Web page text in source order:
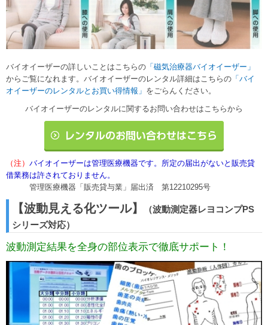
バイオイーザーの詳しいことはこちらの 「磁気治療器バイオイーザー」
からご覧になれます。バイオイーザーのレンタル詳細はこちらの 「バイ
オイーザーのレンタルとお買い得情報」 をごらんください。
バイオイーザーのレンタルに関するお問い合わせはこちらから
（注） バイオイーザーは管理医療機器です。所定の届出がないと販売貸
借業務は許されておりません。
管理医療機器「販売貸与業」届出済 第12210295号
【波動見える化ツール】
（波動測定器レヨコンプPS
シリーズ対応）
波動測定結果を全身の部位表示で徹底サポート！